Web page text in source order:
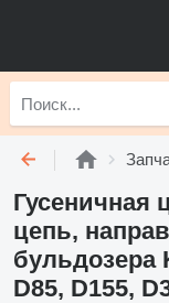
Гусеничная
цепь,
бульдозера
D85, D155,